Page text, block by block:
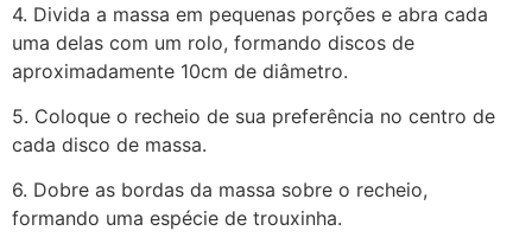
4. Divida a massa em pequenas porções e abra cada
uma delas com um rolo, formando discos de
aproximadamente 10cm de diâmetro.
5. Coloque o recheio de sua preferência no centro de
cada disco de massa.
6. Dobre as bordas da massa sobre o recheio,
formando uma espécie de trouxinha.